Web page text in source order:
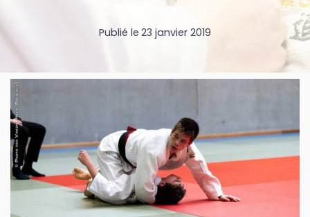
Publié le 23 janvier 2019